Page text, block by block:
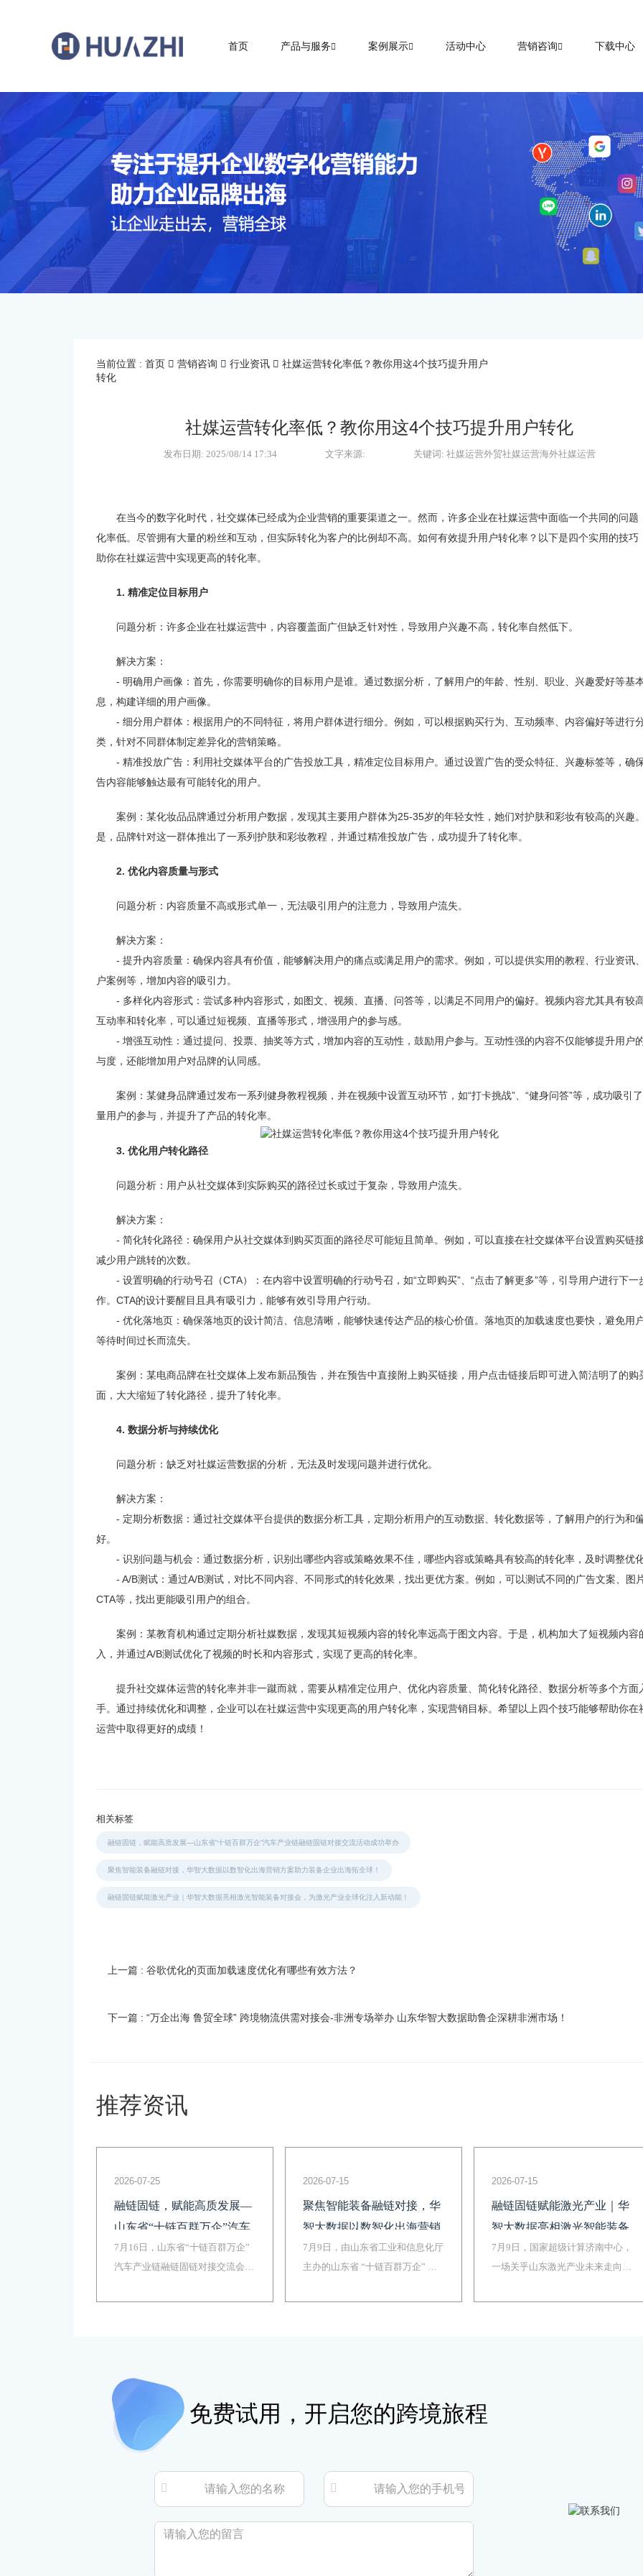
首页 产品与服务 案例展示 活动中心 营销咨询 下载中心
当前位置 : 首页 营销咨询 行业资讯
社媒运营转化率低？教你用这4个技巧提升用户
转化
社媒运营转化率低？教你用这4个技巧提升用户转化
发布日期: 2025/08/14 17:34 文字来源: 关键词: 社媒运营外贸社媒运营海外社媒运营
在当今的数字化时代，社交媒体已经成为企业营销的重要渠道之一。然而，许多企业在社媒运营中面临一个共同的问题
化率低。尽管拥有大量的粉丝和互动，但实际转化为客户的比例却不高。如何有效提升用户转化率？以下是四个实用的技巧
助你在社媒运营中实现更高的转化率。
1. 精准定位目标用户
问题分析：许多企业在社媒运营中，内容覆盖面广但缺乏针对性，导致用户兴趣不高，转化率自然低下。
解决方案：
- 明确用户画像：首先，你需要明确你的目标用户是谁。通过数据分析，了解用户的年龄、性别、职业、兴趣爱好等基
息，构建详细的用户画像。
- 细分用户群体：根据用户的不同特征，将用户群体进行细分。例如，可以根据购买行为、互动频率、内容偏好等进行
类，针对不同群体制定差异化的营销策略。
- 精准投放广告：利用社交媒体平台的广告投放工具，精准定位目标用户。通过设置广告的受众特征、兴趣标签等，确
告内容能够触达最有可能转化的用户。
案例：某化妆品品牌通过分析用户数据，发现其主要用户群体为25-35岁的年轻女性，她们对护肤和彩妆有较高的兴趣
是，品牌针对这一群体推出了一系列护肤和彩妆教程，并通过精准投放广告，成功提升了转化率。
2. 优化内容质量与形式
问题分析：内容质量不高或形式单一，无法吸引用户的注意力，导致用户流失。
解决方案：
- 提升内容质量：确保内容具有价值，能够解决用户的痛点或满足用户的需求。例如，可以提供实用的教程、行业资讯
户案例等，增加内容的吸引力。
- 多样化内容形式：尝试多种内容形式，如图文、视频、直播、问答等，以满足不同用户的偏好。视频内容尤其具有较
互动率和转化率，可以通过短视频、直播等形式，增强用户的参与感。
- 增强互动性：通过提问、投票、抽奖等方式，增加内容的互动性，鼓励用户参与。互动性强的内容不仅能够提升用户
与度，还能增加用户对品牌的认同感。
案例：某健身品牌通过发布一系列健身教程视频，并在视频中设置互动环节，如“打卡挑战”、“健身问答”等，成功吸引
量用户的参与，并提升了产品的转化率。
3. 优化用户转化路径
问题分析：用户从社交媒体到实际购买的路径过长或过于复杂，导致用户流失。
解决方案：
- 简化转化路径：确保用户从社交媒体到购买页面的路径尽可能短且简单。例如，可以直接在社交媒体平台设置购买链接
减少用户跳转的次数。
- 设置明确的行动号召（CTA）：在内容中设置明确的行动号召，如“立即购买”、“点击了解更多”等，引导用户进行下一
作。CTA的设计要醒目且具有吸引力，能够有效引导用户行动。
- 优化落地页：确保落地页的设计简洁、信息清晰，能够快速传达产品的核心价值。落地页的加载速度也要快，避免用
等待时间过长而流失。
案例：某电商品牌在社交媒体上发布新品预告，并在预告中直接附上购买链接，用户点击链接后即可进入简洁明了的购
面，大大缩短了转化路径，提升了转化率。
4. 数据分析与持续优化
问题分析：缺乏对社媒运营数据的分析，无法及时发现问题并进行优化。
解决方案：
- 定期分析数据：通过社交媒体平台提供的数据分析工具，定期分析用户的互动数据、转化数据等，了解用户的行为和
好。
- 识别问题与机会：通过数据分析，识别出哪些内容或策略效果不佳，哪些内容或策略具有较高的转化率，及时调整优化
- A/B测试：通过A/B测试，对比不同内容、不同形式的转化效果，找出更优方案。例如，可以测试不同的广告文案、图片
CTA等，找出更能吸引用户的组合。
案例：某教育机构通过定期分析社媒数据，发现其短视频内容的转化率远高于图文内容。于是，机构加大了短视频内容
入，并通过A/B测试优化了视频的时长和内容形式，实现了更高的转化率。
提升社交媒体运营的转化率并非一蹴而就，需要从精准定位用户、优化内容质量、简化转化路径、数据分析等多个方面
手。通过持续优化和调整，企业可以在社媒运营中实现更高的用户转化率，实现营销目标。希望以上四个技巧能够帮助你在
运营中取得更好的成绩！
相关标签
融链固链，赋能高质发展—山东省“十链百群万企”汽车产业链融链固链对接交流活动成功举办
聚焦智能装备融链对接，华智大数据以数智化出海营销方案助力装备企业出海拓全球！
融链固链赋能激光产业｜华智大数据亮相激光智能装备对接会，为激光产业全球化注入新动能！
上一篇 : 谷歌优化的页面加载速度优化有哪些有效方法？
下一篇 : “万企出海 鲁贸全球” 跨境物流供需对接会-非洲专场举办 山东华智大数据助鲁企深耕非洲市场！
推荐资讯
2026-07-25
融链固链，赋能高质发展—
山东省“十链百群万企”汽车
产业链融链固链对接交流活
动成功举办
7月16日，山东省“十链百群万企”
汽车产业链融链固链对接交流会成
2026-07-15
聚焦智能装备融链对接，华
智大数据以数智化出海营销
方案助力装备企业出海拓全
球！
7月9日，由山东省工业和信息化厅
主办的山东省 “十链百群万企” 智
2026-07-15
融链固链赋能激光产业｜华
智大数据亮相激光智能装备
对接会，为激光产业全球化
注入新动能！
7月9日，国家超级计算济南中心，
一场关乎山东激光产业未来走向的
免费试用，开启您的跨境旅程